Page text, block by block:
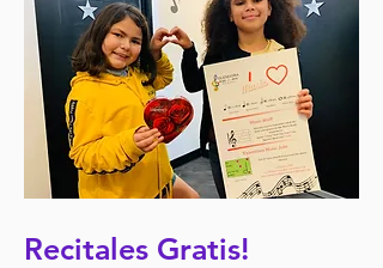
Recitales Gratis!